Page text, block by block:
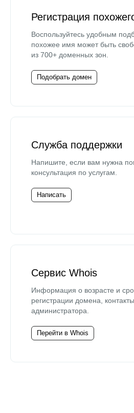
Регистрация
Воспользуйтесь удобным
похожее имя может быть
из 700+ доменных зон.
Подобрать домен
Служба поддержки
Напишите, если вам нужна
консультация по услугам.
Написать
Сервис Whois
Информация о возрасте и
регистрации домена, контакты
администратора.
Перейти в Whois